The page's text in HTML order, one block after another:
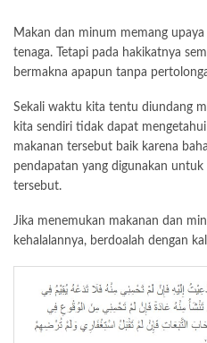
Makan dan minum memang
tenaga. Tetapi pada hakikatnya
bermakna apapun tanpa
Sekali waktu kita tentu diundang
kita sendiri tidak dapat
makanan tersebut baik karena
pendapatan yang digunakan untuk
tersebut.
Jika menemukan makanan dan
kehalalannya, berdoalah dengan